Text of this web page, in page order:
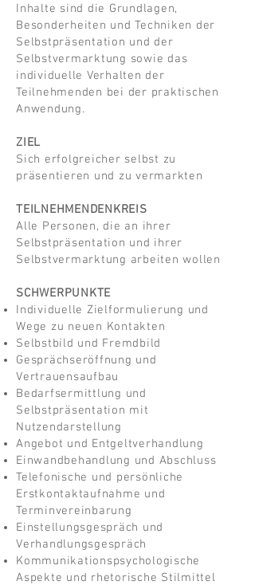
Inhalte sind die Grundlagen,
Besonderheiten und Techniken der
Selbstpräsentation und der
Selbstvermarktung sowie das
individuelle Verhalten der
Teilnehmenden bei der praktischen
Anwendung.
ZIEL
Sich erfolgreicher selbst zu
präsentieren und zu vermarkten
TEILNEHMENDENKREIS
Alle Personen, die an ihrer
Selbstpräsentation und ihrer
Selbstvermarktung arbeiten wollen
SCHWERPUNKTE
Individuelle Zielformulierung und
Wege zu neuen Kontakten
Selbstbild und Fremdbild
Gesprächseröffnung und
Vertrauensaufbau
Bedarfsermittlung und
Selbstpräsentation mit
Nutzendarstellung
Angebot und Entgeltverhandlung
Einwandbehandlung und Abschluss
Telefonische und persönliche
Erstkontaktaufnahme und
Terminvereinbarung
Einstellungsgespräch und
Verhandlungsgespräch
Kommunikationspsychologische
Aspekte und rhetorische Stilmittel